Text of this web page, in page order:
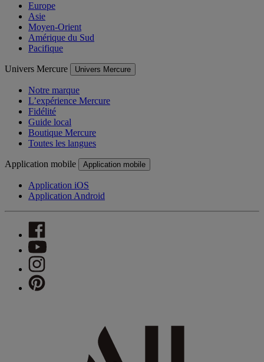
Europe
Asie
Moyen-Orient
Amérique du Sud
Pacifique
Univers Mercure Univers Mercure
Notre marque
L’expérience Mercure
Fidélité
Guide local
Boutique Mercure
Toutes les langues
Application mobile Application mobile
Application iOS
Application Android